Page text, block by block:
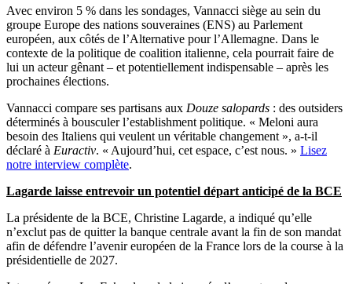
Avec environ 5 % dans les sondages, Vannacci siège au sein du
groupe Europe des nations souveraines (ENS) au Parlement
européen, aux côtés de l’Alternative pour l’Allemagne. Dans le
contexte de la politique de coalition italienne, cela pourrait faire de
lui un acteur gênant – et potentiellement indispensable – après les
prochaines élections.
Vannacci compare ses partisans aux Douze salopards : des outsiders
déterminés à bousculer l’establishment politique. « Meloni aura
besoin des Italiens qui veulent un véritable changement », a-t-il
déclaré à Euractiv. « Aujourd’hui, cet espace, c’est nous. » Lisez
notre interview complète.
Lagarde laisse entrevoir un potentiel départ anticipé de la BCE
La présidente de la BCE, Christine Lagarde, a indiqué qu’elle
n’exclut pas de quitter la banque centrale avant la fin de son mandat
afin de défendre l’avenir européen de la France lors de la course à la
présidentielle de 2027.